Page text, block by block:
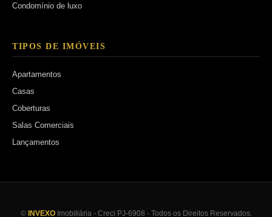
Condomínio de luxo
TIPOS DE IMÓVEIS
Apartamentos
Casas
Coberturas
Salas Comerciais
Lançamentos
© INVEXOImobiliária - Creci PJ-6908 - Todos os Direitos Reservados.